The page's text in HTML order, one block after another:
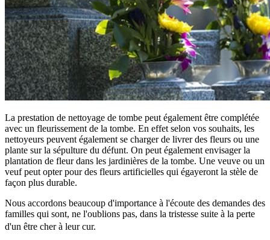
La prestation de nettoyage de tombe peut également être complétée
avec un fleurissement de la tombe. En effet selon vos souhaits, les
nettoyeurs peuvent également se charger de livrer des fleurs ou une
plante sur la sépulture du défunt. On peut également envisager la
plantation de fleur dans les jardinières de la tombe. Une veuve ou un
veuf peut opter pour des fleurs artificielles qui égayeront la stèle de
façon plus durable.
Nous accordons beaucoup d'importance à l'écoute des demandes des
familles qui sont, ne l'oublions pas, dans la tristesse suite à la perte
d'un être cher à leur cur.